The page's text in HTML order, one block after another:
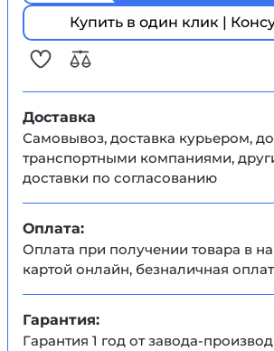
Купить в один клик |
Доставка
Самовывоз, доставка курьером,
транспортными компаниями,
доставки по согласованию
Оплата:
Оплата при получении товара в
картой онлайн, безналичная
Гарантия:
Гарантия 1 год от завода-